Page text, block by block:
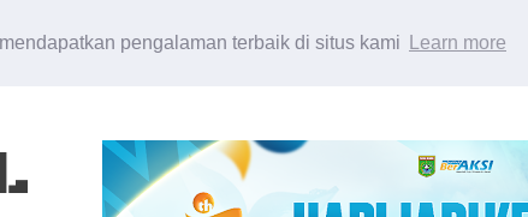
pengalaman terbaik di situs kami Learn more